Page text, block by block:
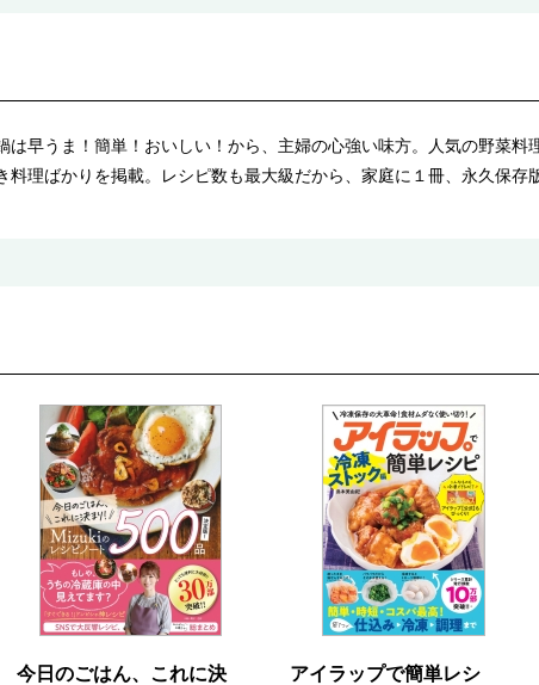
は早うま！簡単！おいしい！から、主婦の心強い味方。人気の野菜料
理ばかりを掲載。レシピ数も最大級だから、家庭に１冊、永久保存
今日のごはん、これに決
アイラップで簡単レシ